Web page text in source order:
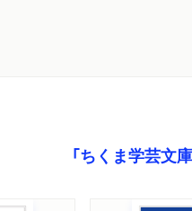
「ちくま学芸文